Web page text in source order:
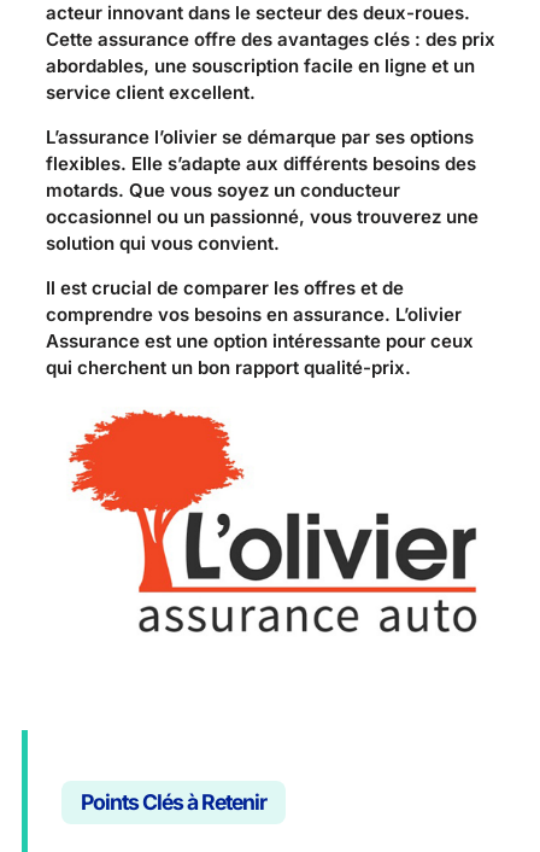
acteur innovant dans le secteur des deux-roues.
Cette assurance offre des avantages clés : des prix
abordables, une souscription facile en ligne et un
service client excellent.
L’assurance l’olivier se démarque par ses options
flexibles. Elle s’adapte aux différents besoins des
motards. Que vous soyez un conducteur
occasionnel ou un passionné, vous trouverez une
solution qui vous convient.
Il est crucial de comparer les offres et de
comprendre vos besoins en assurance. L’olivier
Assurance est une option intéressante pour ceux
qui cherchent un bon rapport qualité-prix.
Points Clés à Retenir